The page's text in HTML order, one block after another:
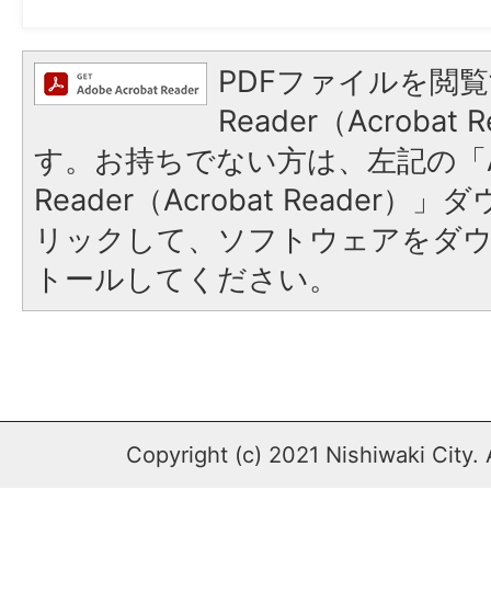
PDFファイルを閲
Reader（Acrobat
す。お持ちでない方は、左記の
Reader（Acrobat Reader）」ダ
リックして、ソフトウェアをダ
トールしてください。
Copyright (c) 2021 Nishiwaki City.